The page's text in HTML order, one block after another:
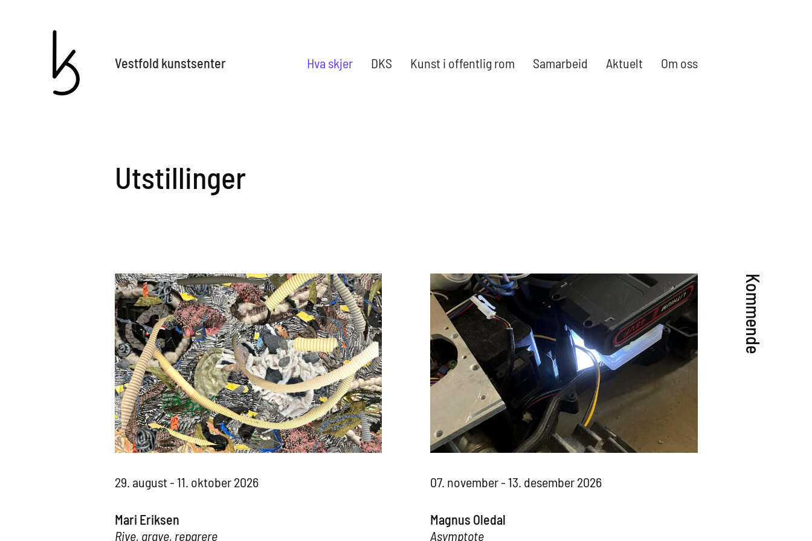
Vestfold kunstsenter Hva skjer DKS Kunst i offentlig rom Samarbeid Aktuelt Om oss
Utstillinger
29. august - 11. oktober 2026
Mari Eriksen
Rive, grave, reparere
07. november - 13. desember 2026
Magnus Oledal
Asymptote
Kommende